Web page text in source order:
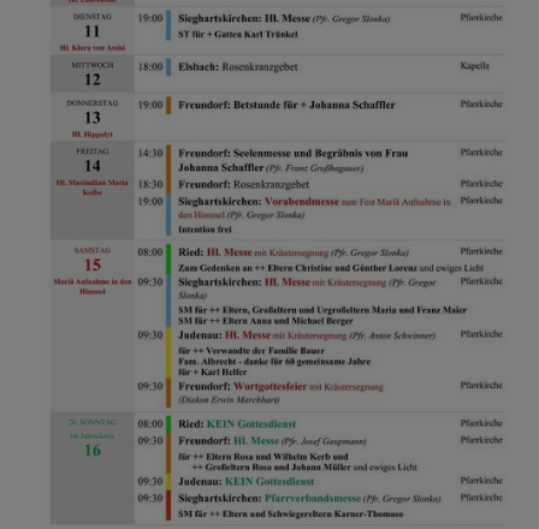
Aktuelles & Termine
Wochenplan
Zum Nachdenken
Infos & Pfarrbriefe
Kinder - , Jugend Seelsorge &
Familie
Soziales & Senioren
diverse Downloads